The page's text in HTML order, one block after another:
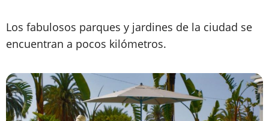
Los fabulosos parques y jardines de la ciudad se
encuentran a pocos kilómetros.